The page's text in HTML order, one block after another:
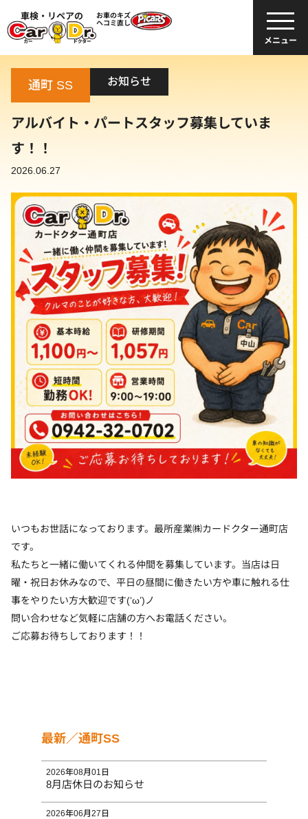
車検・リペアの
お車のキズ
ヘコミ直し
メニュー
通町 SS お知らせ
アルバイト・パートスタッフ募集していま
す！！
2026.06.27
いつもお世話になっております。最所産業㈱カードクター通町店
です。
私たちと一緒に働いてくれる仲間を募集しています。当店は日
曜・祝日お休みなので、平日の昼間に働きたい方や車に触れる仕
事をやりたい方大歓迎です(‘ω’)ノ
問い合わせなど気軽に店舗の方へお電話ください。
ご応募お待ちしております！！
最新／通町SS
8月店休日のお知らせ
2026年08月01日
2026年06月27日